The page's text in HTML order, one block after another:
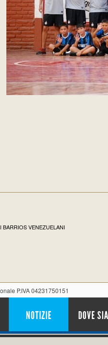
BARRIOS VENEZUELANI
P.IVA 04231750151
NOTIZIE DOVE